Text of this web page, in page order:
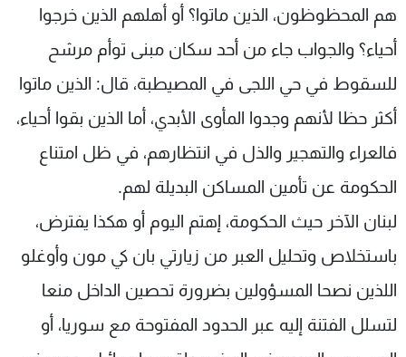
هم المحظوظون، الذين ماتوا؟ أو أهلهم الذين خرجوا
أحياء؟ والجواب جاء من أحد سكان مبنى توأم مرشح
للسقوط في حي اللجى في المصيطبة، قال: الذين ماتوا
أكثر حظا لأنهم وجدوا المأوى الأبدي، أما الذين بقوا أحياء،
فالعراء والتهجير والذل في انتظارهم، في ظل امتناع
الحكومة عن تأمين المساكن البديلة لهم.
لبنان الآخر حيث الحكومة، إهتم اليوم أو هكذا يفترض،
باستخلاص وتحليل العبر من زيارتي بان كي مون وأوغلو
اللذين نصحا المسؤولين بضرورة تحصين الداخل منعا
لتسلل الفتنة إليه عبر الحدود المفتوحة مع سوريا، أو